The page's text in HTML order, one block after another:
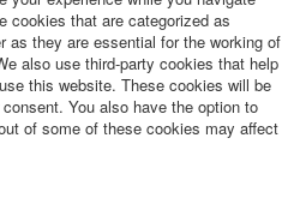
cookies that are categorized as
as they are essential for the working of
also use third-party cookies that help
this website. These cookies will be
You also have the option to
of some of these cookies may affect